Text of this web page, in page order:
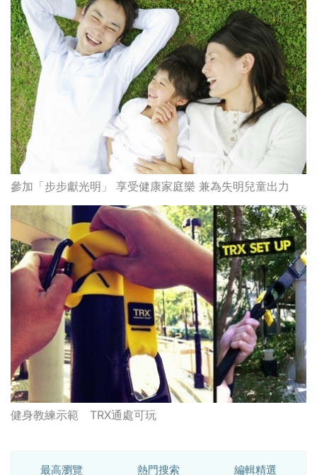
參加「步步獻光明」 享受健康家庭樂 兼為失明兒童出力
健身教練示範 TRX通處可玩
最高瀏覽 熱門搜索 編輯精選